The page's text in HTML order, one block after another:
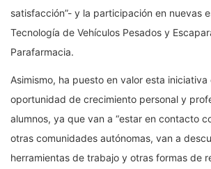
satisfacción”- y la participación en nuevas
Tecnología de Vehículos Pesados y
Parafarmacia.
Asimismo, ha puesto en valor esta iniciativa
oportunidad de crecimiento personal y
alumnos, ya que van a “estar en contacto
otras comunidades autónomas, van a
herramientas de trabajo y otras formas de